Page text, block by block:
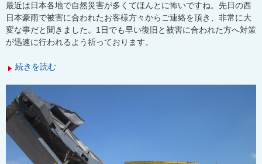
最近は日本各地で自然災害が多くてほんとに怖いですね。先日の西
日本豪雨で被害に合われたお客様方々からご連絡を頂き、非常に大
変な事だと聞きました。1日でも早い復旧と被害に合われた方へ対策
が迅速に行われるよう祈っております。
続きを読む